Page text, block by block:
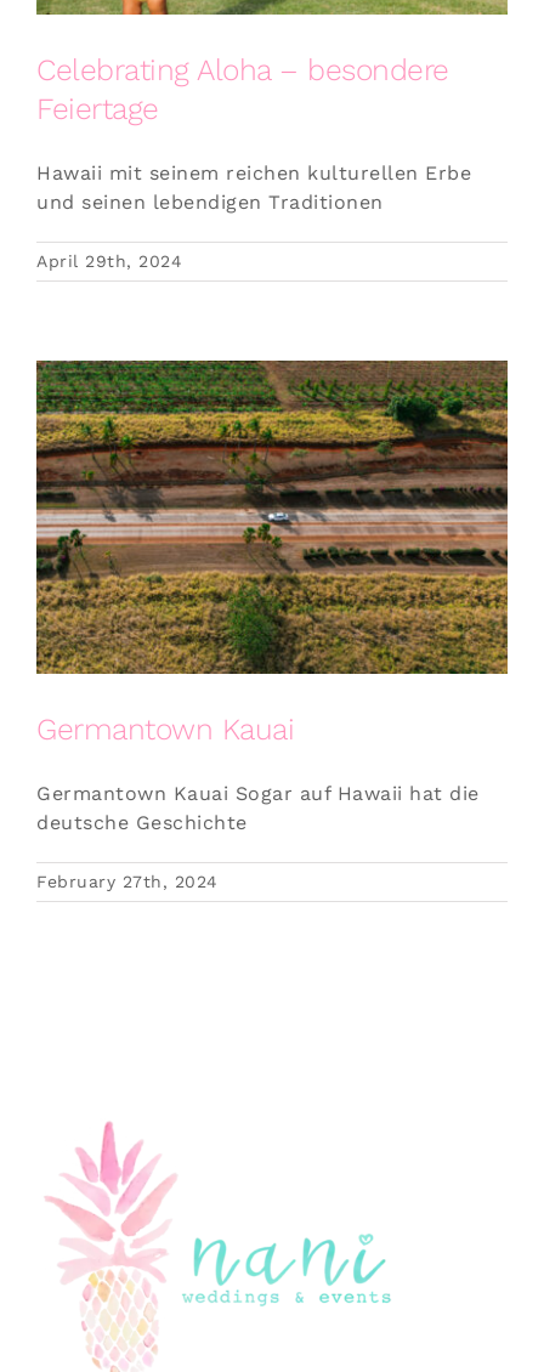
Celebrating Aloha – besondere
Feiertage
Hawaii mit seinem reichen kulturellen Erbe
und seinen lebendigen Traditionen
April 29th, 2024
Germantown Kauai
Germantown Kauai Sogar auf Hawaii hat die
deutsche Geschichte
February 27th, 2024